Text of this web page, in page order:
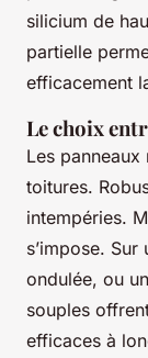
silicium de
partielle
efficacement
Le choix
Les
toitures.
intempéries.
s’impose.
ondulée, ou
souples
efficaces à